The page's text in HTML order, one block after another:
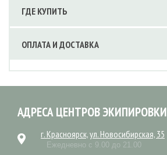
ГДЕ КУПИТЬ
ОПЛАТА И ДОСТАВКА
АДРЕСА ЦЕНТРОВ ЭКИПИРОВКИ
г. Красноярск, ул. Новосибирская, 35
Ежедневно с 9.00 до 21.00